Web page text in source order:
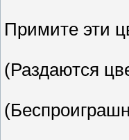
Примите эти
(Раздаются